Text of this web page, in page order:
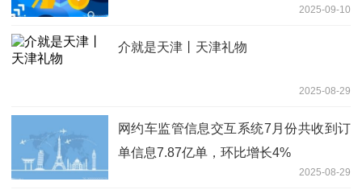
2025-09-10
介就是天津丨天津礼物
2025-08-29
网约车监管信息交互系统7月份共收到订
单信息7.87亿单，环比增长4%
2025-08-29